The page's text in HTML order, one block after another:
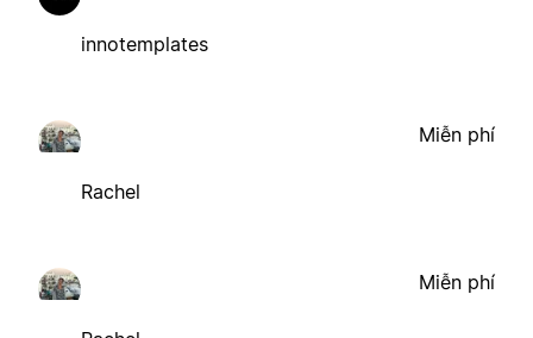
innotemplates
Rachel
Miễn phí
Miễn phí